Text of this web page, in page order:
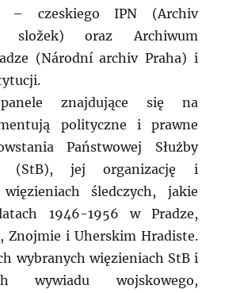
– czeskiego IPN (Archiv
složek) oraz Archiwum
(Národní archiv Praha) i
panele znajdujące się na
polityczne i prawne
Państwowej Służby
(StB), jej organizację i
śledczych, jakie
1946-1956 w Pradze,
Znojmie i Uherskim Hradiste.
wybranych więzieniach StB i
wywiadu wojskowego,